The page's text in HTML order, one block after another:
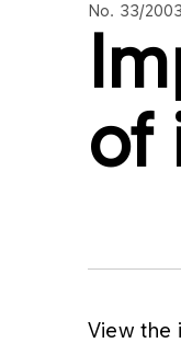
No. 33/
of
View the